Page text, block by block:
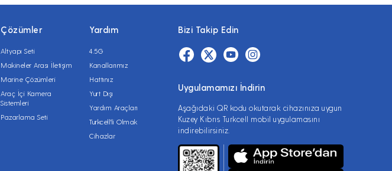
Çözümler
Altyapı Seti
Makineler Arası İletişim
Marine Çözümleri
Araç İçi Kamera
Sistemleri
Pazarlama Seti
Yardım
4.5G
Kanallarımız
Hattınız
Yurt Dışı
Yardım Araçları
Turkcell'li Olmak
Cihazlar
Bizi Takip Edin
Uygulamamızı İndirin
Aşağıdaki QR kodu okutarak cihazınıza uygun
Kuzey Kıbrıs Turkcell mobil uygulamasını
indirebilirsiniz.